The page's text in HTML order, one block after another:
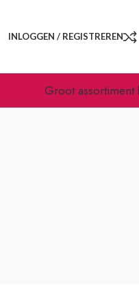
INLOGGEN / REGISTREREN
Groot